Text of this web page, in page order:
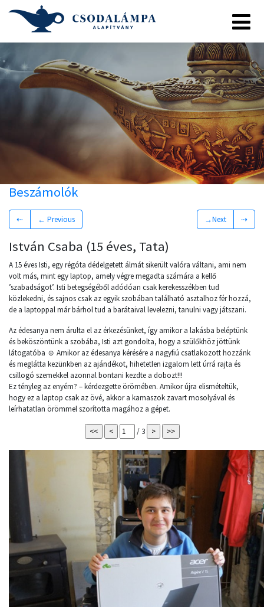
Beszámolók
⇠ ← Previous →Next ⇢
István Csaba (15 éves, Tata)
A 15 éves Isti, egy régóta dédelgetett álmát sikerült valóra váltani, ami nem
volt más, mint egy laptop, amely végre megadta számára a kellő
’szabadságot’. Isti betegségéből adódóan csak kerekesszékben tud
közlekedni, és sajnos csak az egyik szobában található asztalhoz fér hozzá,
de a laptoppal már bárhol tud a barátaival levelezni, tanulni vagy játszani.
Az édesanya nem árulta el az érkezésünket, így amikor a lakásba beléptünk
és beköszöntünk a szobába, Isti azt gondolta, hogy a szülőkhöz jöttünk
látogatóba ☺ Amikor az édesanya kérésére a nagyfiú csatlakozott hozzánk
és meglátta kezünkben az ajándékot, hihetetlen izgalom lett úrrá rajta és
csillogó szemekkel azonnal bontani kezdte a dobozt!!!
Ez tényleg az enyém? – kérdezgette örömében. Amikor újra elismételtük,
hogy ez a laptop csak az övé, akkor a kamaszok zavart mosolyával és
leírhatatlan örömmel szorította magához a gépet.
/ 3